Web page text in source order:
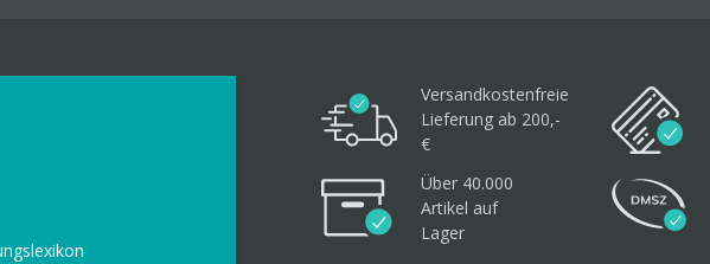
Versandkostenfreie
Lieferung ab 200,-
€
Über 40.000
Artikel auf
Lager